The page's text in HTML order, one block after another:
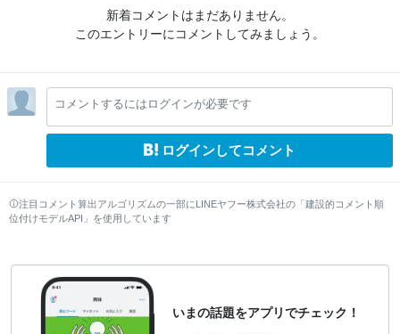
新着コメントはまだありません。
このエントリーにコメントしてみましょう。
コメントするにはログインが必要です
ログインしてコメント
注目コメント算出アルゴリズムの一部にLINEヤフー株式会社の「建設的コメント順
位付けモデルAPI」を使用しています
いまの話題をアプリでチェック！